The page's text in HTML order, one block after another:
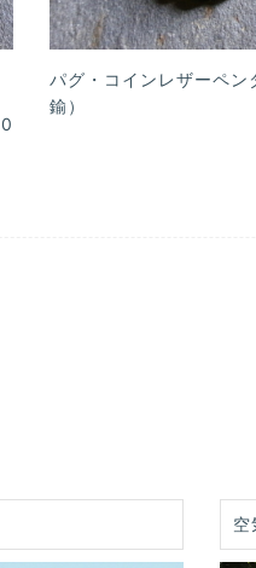
パグ・コインレザーペン
鍮）
空